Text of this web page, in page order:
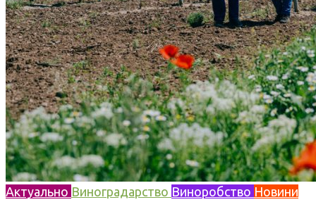
Актуально Виноградарство Виноробство Новини